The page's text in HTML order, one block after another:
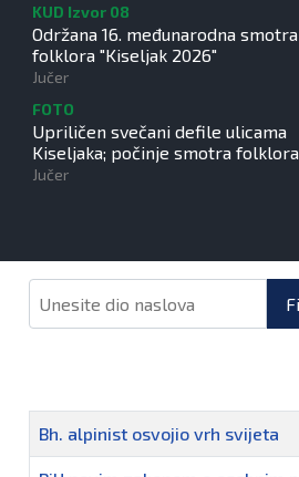
KUD Izvor 08
Održana 16. međunarodna smotra
folklora "Kiseljak 2026"
Jučer
FOTO
Upriličen svečani defile ulicama
Kiseljaka; počinje smotra
Jučer
Naziv
Bh. alpinist osvojio vrh svijeta